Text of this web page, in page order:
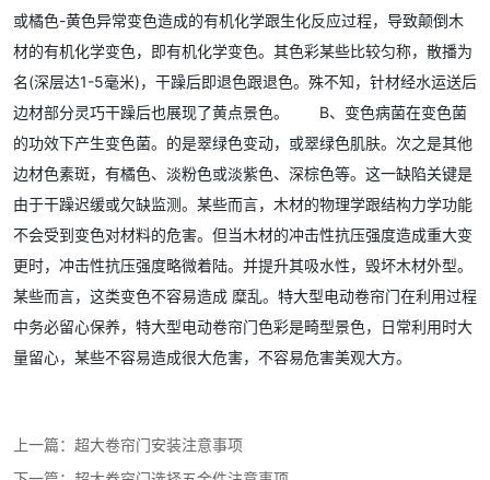
或橘色-黄色异常变色造成的有机化学跟生化反应过程，导致颠倒木
材的有机化学变色，即有机化学变色。其色彩某些比较匀称，散播为
名(深层达1-5毫米)，干躁后即退色跟退色。殊不知，针材经水运送后
边材部分灵巧干躁后也展现了黄点景色。 B、变色病菌在变色菌
的功效下产生变色菌。的是翠绿色变动，或翠绿色肌肤。次之是其他
边材色素斑，有橘色、淡粉色或淡紫色、深棕色等。这一缺陷关键是
由于干躁迟缓或欠缺监测。某些而言，木材的物理学跟结构力学功能
不会受到变色对材料的危害。但当木材的冲击性抗压强度造成重大变
更时，冲击性抗压强度略微着陆。并提升其吸水性，毁坏木材外型。
某些而言，这类变色不容易造成 糜乱。特大型电动卷帘门在利用过程
中务必留心保养，特大型电动卷帘门色彩是畸型景色，日常利用时大
量留心，某些不容易造成很大危害，不容易危害美观大方。
上一篇： 超大卷帘门安装注意事项